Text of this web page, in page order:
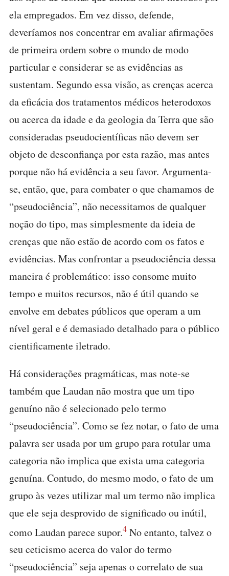
ela empregados. Em vez disso, defende,
deveríamos nos concentrar em avaliar afirmações
de primeira ordem sobre o mundo de modo
particular e considerar se as evidências as
sustentam. Segundo essa visão, as crenças acerca
da eficácia dos tratamentos médicos heterodoxos
ou acerca da idade e da geologia da Terra que são
consideradas pseudocientíficas não devem ser
objeto de desconfiança por esta razão, mas antes
porque não há evidência a seu favor. Argumenta-
se, então, que, para combater o que chamamos de
“pseudociência”, não necessitamos de qualquer
noção do tipo, mas simplesmente da ideia de
crenças que não estão de acordo com os fatos e
evidências. Mas confrontar a pseudociência dessa
maneira é problemático: isso consome muito
tempo e muitos recursos, não é útil quando se
envolve em debates públicos que operam a um
nível geral e é demasiado detalhado para o público
cientificamente iletrado.
Há considerações pragmáticas, mas note-se
também que Laudan não mostra que um tipo
genuíno não é selecionado pelo termo
“pseudociência”. Como se fez notar, o fato de uma
palavra ser usada por um grupo para rotular uma
categoria não implica que exista uma categoria
genuína. Contudo, do mesmo modo, o fato de um
grupo às vezes utilizar mal um termo não implica
que ele seja desprovido de significado ou inútil,
como Laudan parece supor.4 No entanto, talvez o
seu ceticismo acerca do valor do termo
“pseudociência” seja apenas o correlato de sua